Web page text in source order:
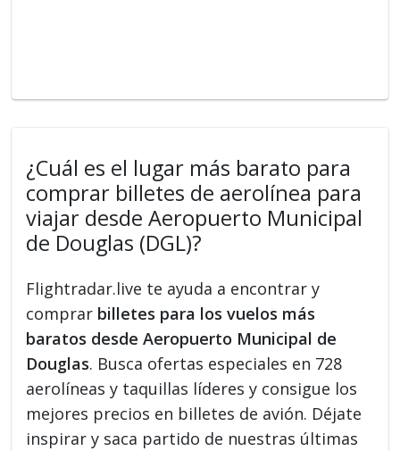
¿Cuál es el lugar más barato para
comprar billetes de aerolínea para
viajar desde Aeropuerto Municipal
de Douglas (DGL)?
Flightradar.live te ayuda a encontrar y
comprar billetes para los vuelos más
baratos desde Aeropuerto Municipal de
Douglas. Busca ofertas especiales en 728
aerolíneas y taquillas líderes y consigue los
mejores precios en billetes de avión. Déjate
inspirar y saca partido de nuestras últimas